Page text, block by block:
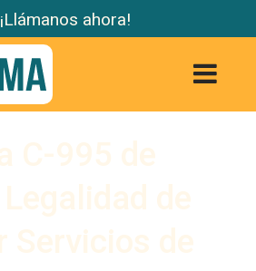
¡Llámanos ahora!